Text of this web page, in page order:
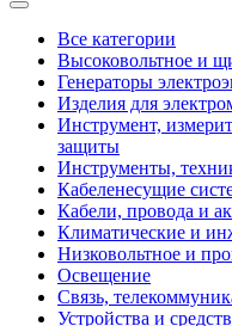
Все категории
Высоковольтное и
Генераторы
Изделия для
Инструмент,
защиты
Инструменты,
Кабеленесущие
Кабели, провода и
Климатические и
Низковольтное и
Освещение
Связь,
Устройства и